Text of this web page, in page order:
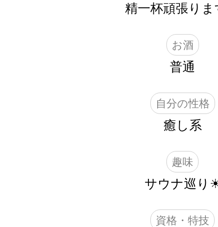
精一杯頑張りま
お酒
普通
自分の性格
癒し系
趣味
サウナ巡り
資格・特技